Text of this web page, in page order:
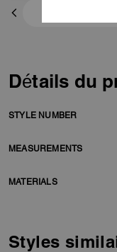
Détails du
STYLE NUMBER
MEASUREMENTS
MATERIALS
Styles